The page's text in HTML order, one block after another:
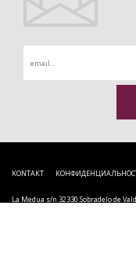
KONTAKT
La Medua s/n 32330 Sobradelo de